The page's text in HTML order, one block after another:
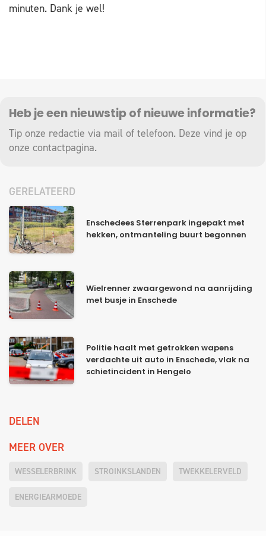
minuten. Dank je wel!
Heb je een nieuwstip of nieuwe informatie?
Tip onze redactie via mail of telefoon. Deze vind je op
onze contactpagina.
GERELATEERD
Enschedees Sterrenpark ingepakt met
hekken, ontmanteling buurt begonnen
Wielrenner zwaargewond na aanrijding
met busje in Enschede
Politie haalt met getrokken wapens
verdachte uit auto in Enschede, vlak na
schietincident in Hengelo
DELEN
MEER OVER
WESSELERBRINK STROINKSLANDEN TWEKKELERVELD
ENERGIEARMOEDE